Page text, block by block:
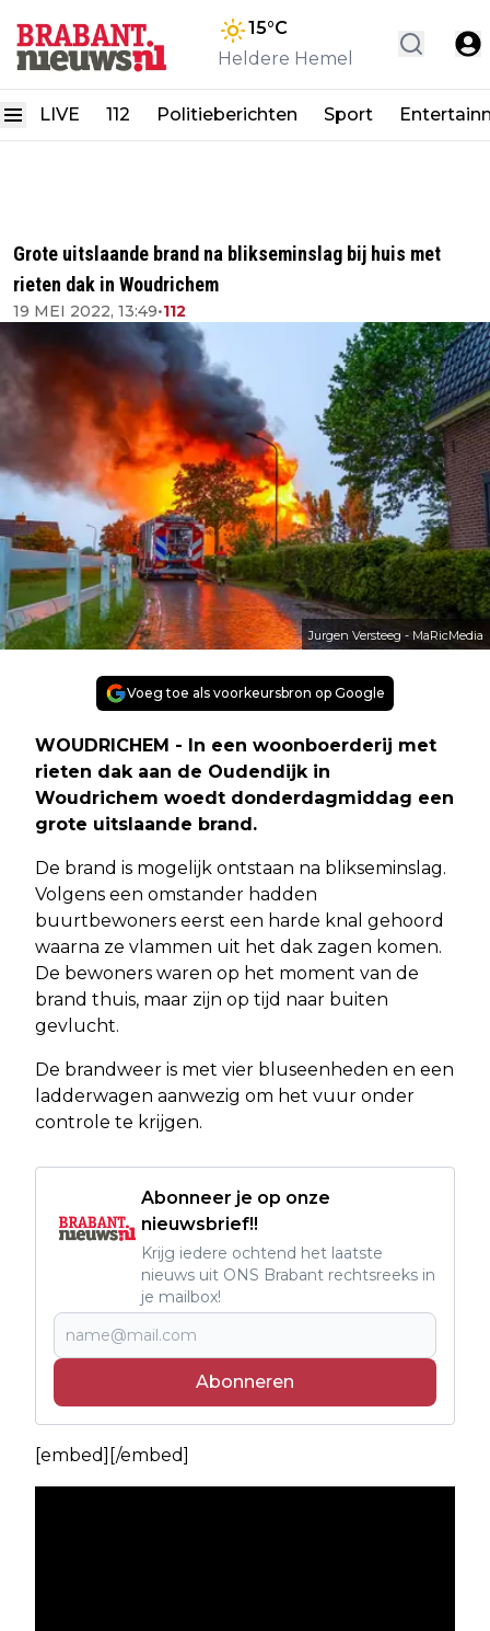
15°C
Heldere Hemel
LIVE 112 Politieberichten Sport
Grote uitslaande brand na blikseminslag bij huis met
rieten dak in Woudrichem
19 MEI 2022, 13:49•112
Jurgen Versteeg - MaRicMedia
Voeg toe als voorkeursbron op Google
WOUDRICHEM - In een woonboerderij met
rieten dak aan de Oudendijk in
Woudrichem woedt donderdagmiddag een
grote uitslaande brand.
De brand is mogelijk ontstaan na blikseminslag.
Volgens een omstander hadden
buurtbewoners eerst een harde knal gehoord
waarna ze vlammen uit het dak zagen komen.
De bewoners waren op het moment van de
brand thuis, maar zijn op tijd naar buiten
gevlucht.
De brandweer is met vier bluseenheden en een
ladderwagen aanwezig om het vuur onder
controle te krijgen.
Abonneer je op onze
nieuwsbrief!!
Krijg iedere ochtend het laatste
nieuws uit ONS Brabant rechtsreeks in
je mailbox!
Abonneren
[embed][/embed]